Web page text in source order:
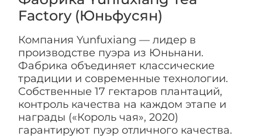
Factory (Юньфусян)
Компания Yunfuxiang — лидер в
производстве пуэра из Юньнани.
Фабрика объединяет классические
традиции и современные технологии.
Собственные 17 гектаров плантаций,
контроль качества на каждом этапе и
награды («Король чая», 2020)
гарантируют пуэр отличного качества.